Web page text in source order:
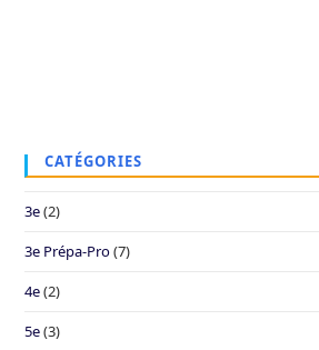
CATÉGORIES
3e(2)
3e Prépa-Pro(7)
4e(2)
5e(3)